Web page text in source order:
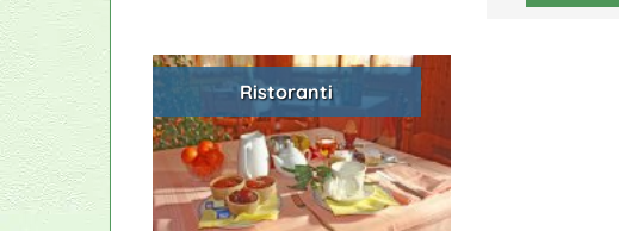
Ristoranti